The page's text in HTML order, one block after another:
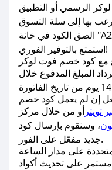
استمتع بالتوفير الفوري!
مع كود خصم فوت لوكر
المبلغ المدفوع خلال
تويتر أو من خلال مركز
، وسنقوم بإرسال كود
جديد مفعّل على الفور.
على مدار الساعة
على تحديث أكواد